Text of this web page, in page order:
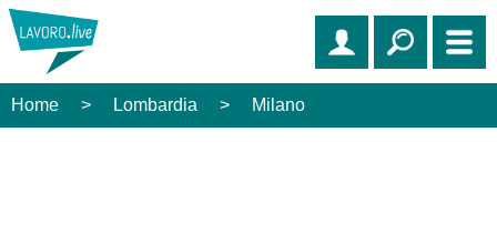
Home > Lombardia > Milano